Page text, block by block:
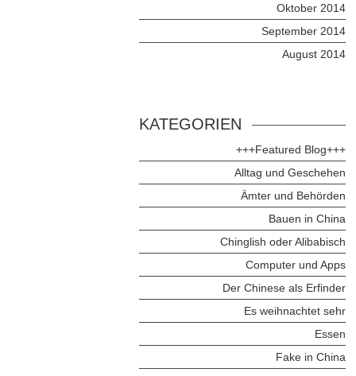
Oktober 2014
September 2014
August 2014
KATEGORIEN
+++Featured Blog+++
Alltag und Geschehen
Ämter und Behörden
Bauen in China
Chinglish oder Alibabisch
Computer und Apps
Der Chinese als Erfinder
Es weihnachtet sehr
Essen
Fake in China